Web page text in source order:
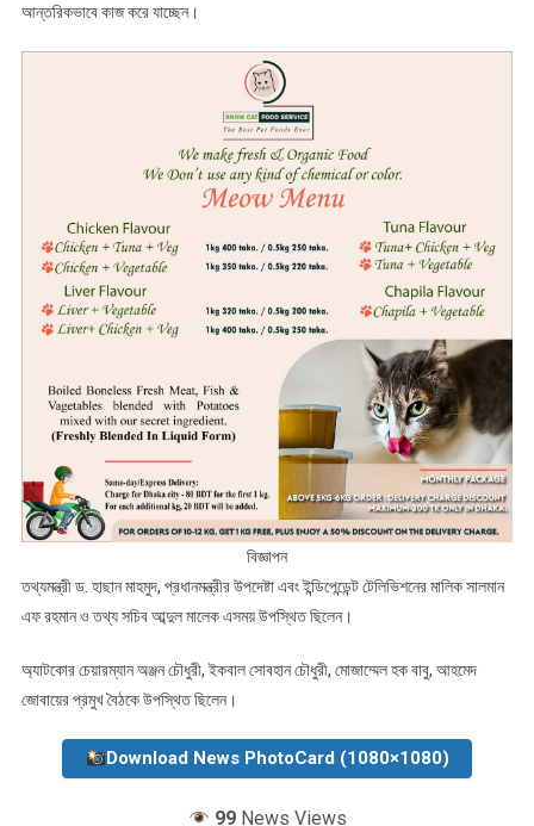
আন্তরিকভাবে কাজ করে যাচ্ছেন।
বিজ্ঞাপন
তথ্যমন্ত্রী ড. হাছান মাহমুদ, প্রধানমন্ত্রীর উপদেষ্টা এবং ইন্ডিপেন্ডেন্ট টেলিভিশনের মালিক সালমান
এফ রহমান ও তথ্য সচিব আব্দুল মালেক এসময় উপস্থিত ছিলেন।
অ্যাটকোর চেয়ারম্যান অঞ্জন চৌধুরী, ইকবাল সোবহান চৌধুরী, মোজাম্মেল হক বাবু, আহমেদ
জোবায়ের প্রমুখ বৈঠকে উপস্থিত ছিলেন।
Download News PhotoCard (1080×1080)
99News Views